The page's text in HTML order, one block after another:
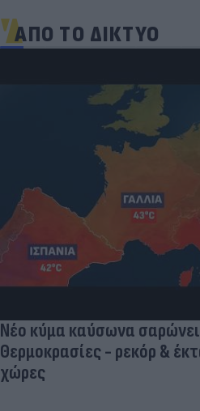
ΑΠΟ ΤΟ ΔΙΚΤΥΟ
Νέο κύμα καύσωνα
Θερμοκρασίες - ρεκόρ &
χώρες